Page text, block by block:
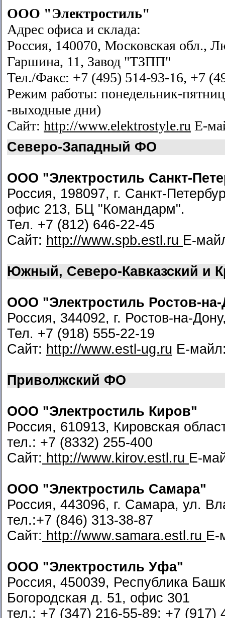
ООО "Электростиль"
Адрес офиса и склада:
Россия, 140070, Московская обл.,
Гаршина, 11, Завод "ТЗПП"
Тел./Факс: +7 (495) 514-93-16, +7
Режим работы: понедельник-
-выходные дни)
Сайт: http://www.elektrostyle.ru Е-
Северо-Западный ФО
ООО "Электростиль Санкт-
Россия, 198097, г. Санкт-
офис 213, БЦ "Командарм".
Тел. +7 (812) 646-22-45
Сайт: http://www.spb.estl.ru Е-
Южный, Северо-Кавказский и
ООО "Электростиль Ростов-
Россия, 344092, г. Ростов-на-
Тел. +7 (918) 555-22-19
Сайт: http://www.estl-ug.ru Е-
Приволжский ФО
ООО "Электростиль Киров"
Россия, 610913, Кировская
тел.: +7 (8332) 255-400
Сайт: http://www.kirov.estl.ru Е-
ООО "Электростиль Самара"
Россия, 443096, г. Самара, ул.
тел.:+7 (846) 313-38-87
Сайт: http://www.samara.estl.ru Е-
ООО "Электростиль Уфа"
Россия, 450039, Республика
Богородская д. 51, офис 301
тел.: +7 (347) 216-55-89; +7 (917)